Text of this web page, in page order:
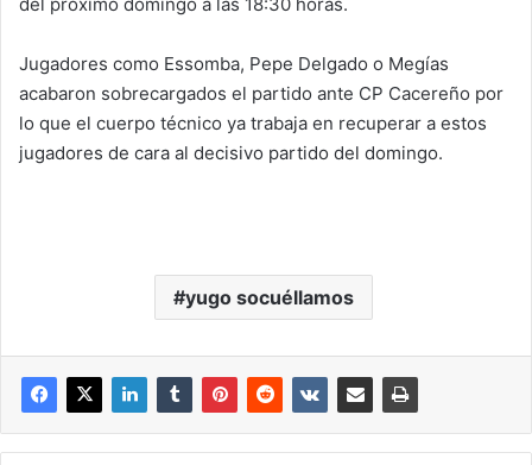
Jugadores como Essomba, Pepe Delgado o Megías
acabaron sobrecargados el partido ante CP Cacereño por
lo que el cuerpo técnico ya trabaja en recuperar a estos
jugadores de cara al decisivo partido del domingo.
yugo socuéllamos